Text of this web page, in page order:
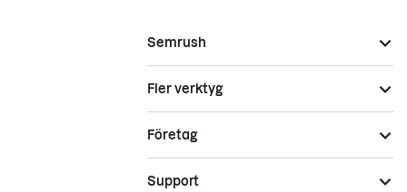
Semrush
Fler verktyg
Företag
Support